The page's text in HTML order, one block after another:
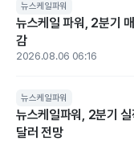
뉴스케일파워
뉴스케일 파워, 2분기
감
2026.08.06 06:16
뉴스케일파워
뉴스케일파워, 2분기
달러 전망